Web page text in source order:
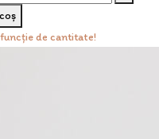
de cantitate!